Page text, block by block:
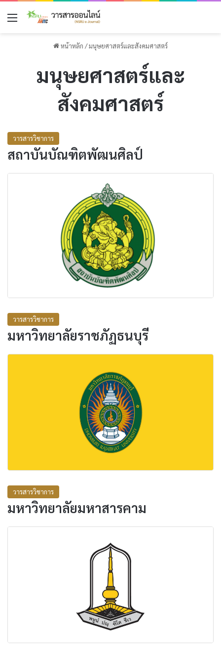
เมนู
หน้าหลัก /มนุษยศาสตร์และสังคมศาสตร์
มนุษยศาสตร์และ
สังคมศาสตร์
วารสารวิชาการ
สถาบันบัณฑิตพัฒนศิลป์
วารสารวิชาการ
มหาวิทยาลัยราชภัฏธนบุรี
วารสารวิชาการ
มหาวิทยาลัยมหาสารคาม